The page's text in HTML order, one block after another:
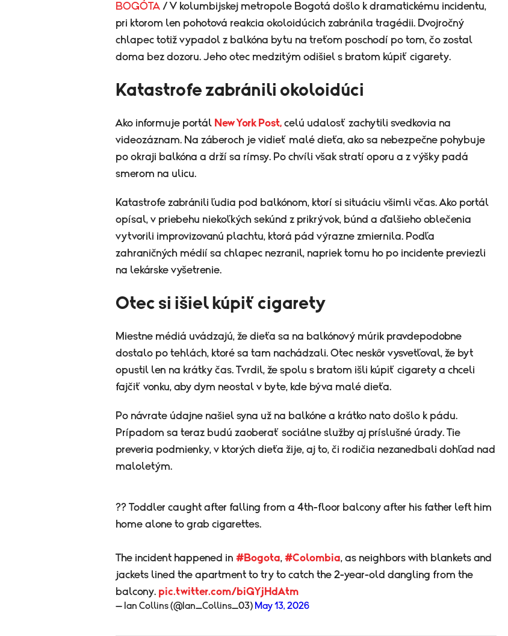
BOGÓTA / V kolumbijskej metropole Bogotá došlo k dramatickému incidentu,
pri ktorom len pohotová reakcia okoloidúcich zabránila tragédii. Dvojročný
chlapec totiž vypadol z balkóna bytu na treťom poschodí po tom, čo zostal
doma bez dozoru. Jeho otec medzitým odišiel s bratom kúpiť cigarety.
Katastrofe zabránili okoloidúci
Ako informuje portál New York Post, celú udalosť zachytili svedkovia na
videozáznam. Na záberoch je vidieť malé dieťa, ako sa nebezpečne pohybuje
po okraji balkóna a drží sa rímsy. Po chvíli však stratí oporu a z výšky padá
smerom na ulicu.
Katastrofe zabránili ľudia pod balkónom, ktorí si situáciu všimli včas. Ako portál
opísal, v priebehu niekoľkých sekúnd z prikrývok, búnd a ďalšieho oblečenia
vytvorili improvizovanú plachtu, ktorá pád výrazne zmiernila. Podľa
zahraničných médií sa chlapec nezranil, napriek tomu ho po incidente previezli
na lekárske vyšetrenie.
Otec si išiel kúpiť cigarety
Miestne médiá uvádzajú, že dieťa sa na balkónový múrik pravdepodobne
dostalo po tehlách, ktoré sa tam nachádzali. Otec neskôr vysvetľoval, že byt
opustil len na krátky čas. Tvrdil, že spolu s bratom išli kúpiť cigarety a chceli
fajčiť vonku, aby dym neostal v byte, kde býva malé dieťa.
Po návrate údajne našiel syna už na balkóne a krátko nato došlo k pádu.
Prípadom sa teraz budú zaoberať sociálne služby aj príslušné úrady. Tie
preveria podmienky, v ktorých dieťa žije, aj to, či rodičia nezanedbali dohľad nad
maloletým.
?? Toddler caught after falling from a 4th-floor balcony after his father left him
home alone to grab cigarettes.
The incident happened in #Bogota, #Colombia, as neighbors with blankets and
jackets lined the apartment to try to catch the 2-year-old dangling from the
balcony. pic.twitter.com/biGYjHdAtm
— Ian Collins (@Ian_Collins_03) May 13, 2026